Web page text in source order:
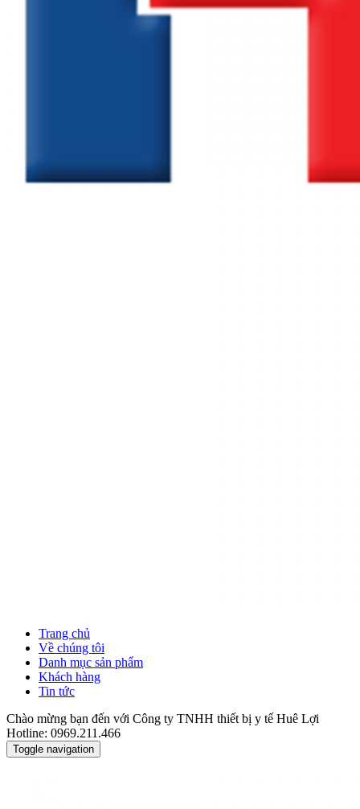
Trang chủ
Về chúng tôi
Danh mục sản phẩm
Khách hàng
Tin tức
Chào mừng bạn đến với Công ty TNHH thiết bị y tế Huê Lợi
Hotline: 0969.211.466
Toggle navigation